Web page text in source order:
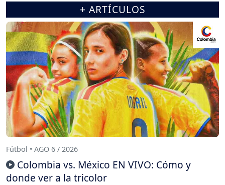
+ ARTÍCULOS
Fútbol • AGO 6 / 2026
Colombia vs. México EN VIVO: Cómo y
donde ver a la tricolor